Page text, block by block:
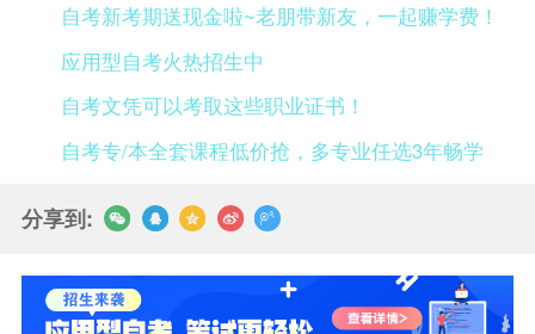
自考新考期送现金啦~老朋带新友，一起赚学费！
应用型自考火热招生中
自考文凭可以考取这些职业证书！
自考专/本全套课程低价抢，多专业任选3年畅学
分享到: